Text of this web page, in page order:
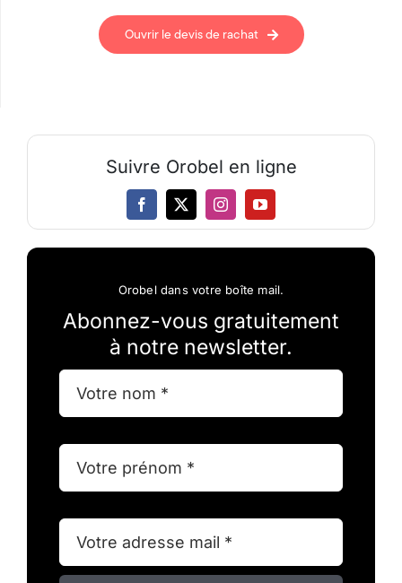
Ouvrir le devis de rachat
Suivre Orobel en ligne
Orobel dans votre boîte mail.
Abonnez-vous gratuitement
à notre newsletter.